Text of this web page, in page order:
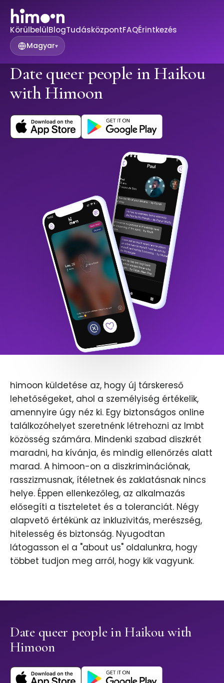
KörülbelülBlogTudásközpontFAQÉrintkezés
Magyar▾
Date queer people in Haikou
with Himoon
himoon küldetése az, hogy új társkereső
lehetőségeket, ahol a személyiség értékelik,
amennyire úgy néz ki. Egy biztonságos online
találkozóhelyet szeretnénk létrehozni az lmbt
közösség számára. Mindenki szabad diszkrét
maradni, ha kívánja, és mindig ellenőrzés alatt
marad. A himoon-on a diszkriminációnak,
rasszizmusnak, ítéletnek és zaklatásnak nincs
helye. Éppen ellenkezőleg, az alkalmazás
elősegíti a tiszteletet és a toleranciát. Négy
alapvető értékünk az inkluzivitás, merészség,
hitelesség és biztonság. Nyugodtan
látogasson el a "about us" oldalunkra, hogy
többet tudjon meg arról, hogy kik vagyunk.
Date queer people in Haikou with
Himoon